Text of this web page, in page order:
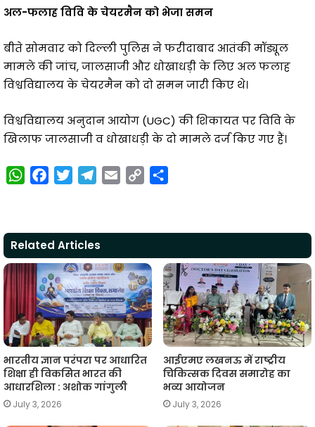
अल-फलाह विवि के चेयरमैन को भेजा समन
बीते सोमवार को दिल्ली पुलिस ने फरीदाबाद आतंकी मॉड्यूल
मामले की जांच, जालसाजी और धोखाधड़ी के लिए अल फलाह
विश्वविद्यालय के चेयरमैन को दो समन जारी किए थे।
विश्वविद्यालय अनुदान आयोग (UGC) की शिकायत पर विवि के
खिलाफ जालसाजी व धोखाधड़ी के दो मामले दर्ज किए गए हैं।
W
t
s
A
p
p
e
b
o
o
k
t
t
e
r
e
g
r
a
m
i
y
i
n
k
r
Related Articles
भारतीय ज्ञान परंपरा पर आधारित
शिक्षा ही विकसित भारत की
आधारशिला : अशोक गांगुली
July 3, 2026
आईएमए लखनऊ में राष्ट्रीय
चिकित्सक दिवस समारोह का
भव्य आयोजन
July 3, 2026